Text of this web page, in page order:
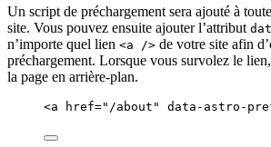
Un script de préchargement sera ajouté à
site. Vous pouvez ensuite ajouter l’attribut
n’importe quel lien <a /> de votre site afin
préchargement. Lorsque vous survolez le
la page en arrière-plan.
<a href=" /about " data-astro-